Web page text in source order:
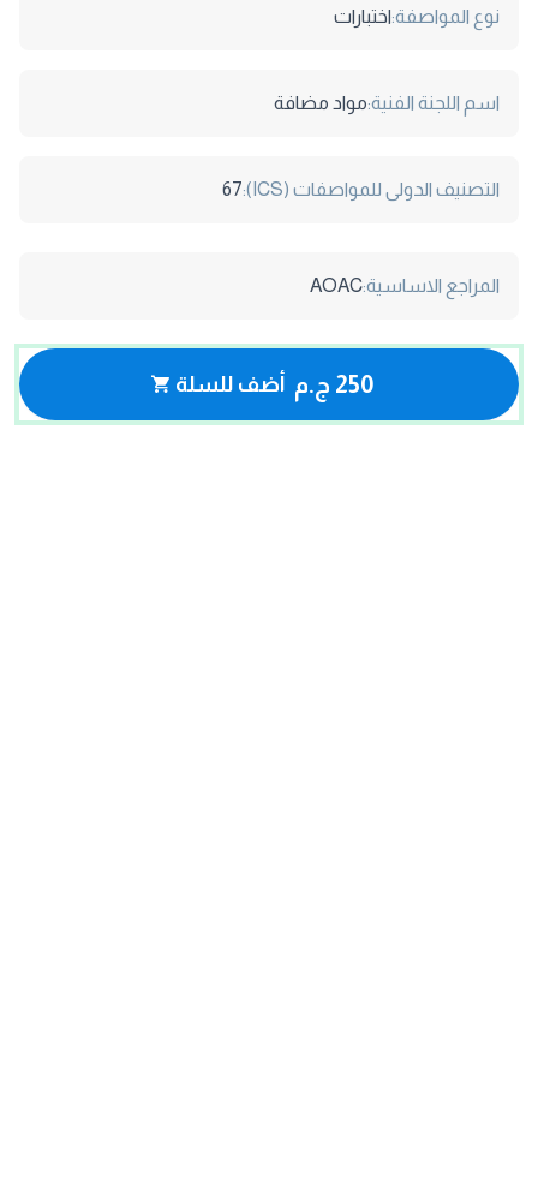
نوع المواصفة:اختبارات
اسم اللجنة الفنية:مواد مضافة
التصنيف الدولى للمواصفات (ICS): 67
المراجع الاساسية:AOAC
250 ج.م أضف للسلة